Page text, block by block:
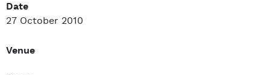
Date
27 October 2010
Venue